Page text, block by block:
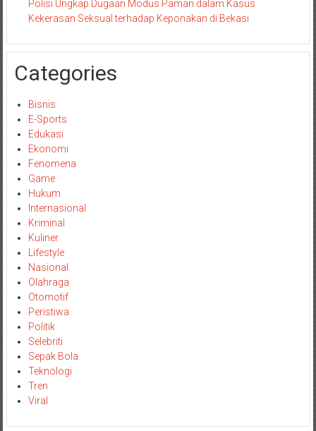
Polisi Ungkap Dugaan Modus Paman dalam Kasus
Kekerasan Seksual terhadap Keponakan di Bekasi
Categories
Bisnis
E-Sports
Edukasi
Ekonomi
Fenomena
Game
Hukum
Internasional
Kriminal
Kuliner
Lifestyle
Nasional
Olahraga
Otomotif
Peristiwa
Politik
Selebriti
Sepak Bola
Teknologi
Tren
Viral